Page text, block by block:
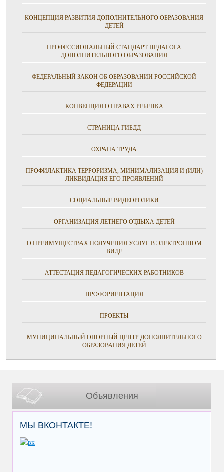
КОНЦЕПЦИЯ РАЗВИТИЯ ДОПОЛНИТЕЛЬНОГО ОБРАЗОВАНИЯ
ДЕТЕЙ
ПРОФЕССИОНАЛЬНЫЙ СТАНДАРТ ПЕДАГОГА
ДОПОЛНИТЕЛЬНОГО ОБРАЗОВАНИЯ
ФЕДЕРАЛЬНЫЙ ЗАКОН ОБ ОБРАЗОВАНИИ РОССИЙСКОЙ
ФЕДЕРАЦИИ
КОНВЕНЦИЯ О ПРАВАХ РЕБЕНКА
СТРАНИЦА ГИБДД
ОХРАНА ТРУДА
ПРОФИЛАКТИКА ТЕРРОРИЗМА, МИНИМАЛИЗАЦИЯ И (ИЛИ)
ЛИКВИДАЦИЯ ЕГО ПРОЯВЛЕНИЙ
СОЦИАЛЬНЫЕ ВИДЕОРОЛИКИ
ОРГАНИЗАЦИЯ ЛЕТНЕГО ОТДЫХА ДЕТЕЙ
О ПРЕИМУЩЕСТВАХ ПОЛУЧЕНИЯ УСЛУГ В ЭЛЕКТРОННОМ
ВИДЕ
АТТЕСТАЦИЯ ПЕДАГОГИЧЕСКИХ РАБОТНИКОВ
ПРОФОРИЕНТАЦИЯ
ПРОЕКТЫ
МУНИЦИПАЛЬНЫЙ ОПОРНЫЙ ЦЕНТР ДОПОЛНИТЕЛЬНОГО
ОБРАЗОВАНИЯ ДЕТЕЙ
Объявления
МЫ ВКОНТАКТЕ!